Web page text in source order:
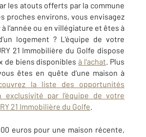
les atouts offerts par la commune
proches environs, vous envisagez
à l’année ou en villégiature et êtes à
logement ? L’équipe de votre
21 Immobilière du Golfe dispose
de biens disponiblesà l'achat. Plus
êtes en quête d’une maison à
la liste des opportunités
exclusivité par l’équipe de votre
21 Immobilière du Golfe.
euros pour une maison récente,